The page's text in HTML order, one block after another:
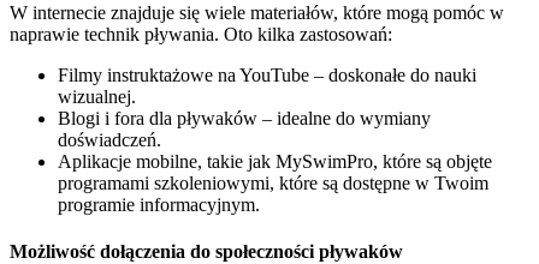
W internecie znajduje się wiele materiałów, które mogą pomóc w
naprawie technik pływania. Oto kilka zastosowań:
Filmy instruktażowe na YouTube – doskonałe do nauki
wizualnej.
Blogi i fora dla pływaków – idealne do wymiany
doświadczeń.
Aplikacje mobilne, takie jak MySwimPro, które są objęte
programami szkoleniowymi, które są dostępne w Twoim
programie informacyjnym.
Możliwość dołączenia do społeczności pływaków